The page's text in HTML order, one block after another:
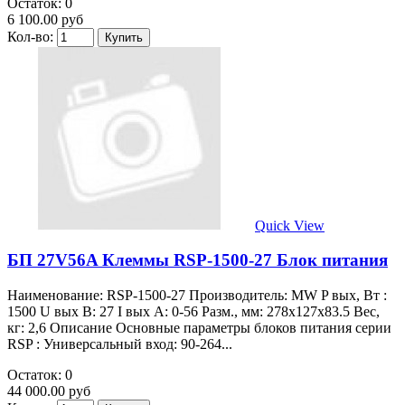
6 100.00 руб
Кол-во:
Quick View
БП 27V56A Клеммы RSP-1500-27 Блок питания
Наименование: RSP-1500-27 Производитель: MW P вых, Вт :
1500 U вых В: 27 I вых А: 0-56 Разм., мм: 278x127x83.5 Вес,
кг: 2,6 Описание Основные параметры блоков питания серии
RSP : Универсальный вход: 90-264...
Остаток: 0
44 000.00 руб